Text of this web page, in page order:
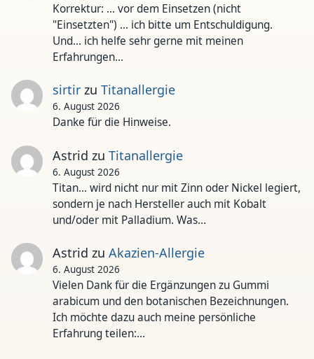
Korrektur: ... vor dem Einsetzen (nicht
"Einsetzten") ... ich bitte um Entschuldigung.
Und... ich helfe sehr gerne mit meinen
Erfahrungen…
sirtirzu Titanallergie
6. August 2026
Danke für die Hinweise.
Astrid zu Titanallergie
6. August 2026
Titan... wird nicht nur mit Zinn oder Nickel legiert,
sondern je nach Hersteller auch mit Kobalt
und/oder mit Palladium. Was…
Astrid zu Akazien-Allergie
6. August 2026
Vielen Dank für die Ergänzungen zu Gummi
arabicum und den botanischen Bezeichnungen.
Ich möchte dazu auch meine persönliche
Erfahrung teilen:…